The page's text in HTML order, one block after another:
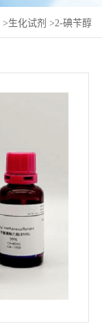
>生化试剂 >2-碘苄醇